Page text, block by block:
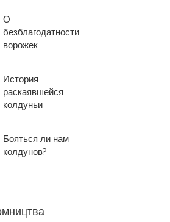
О
безблагодатности
ворожек
История
раскаявшейся
колдуньи
Бояться ли нам
колдунов?